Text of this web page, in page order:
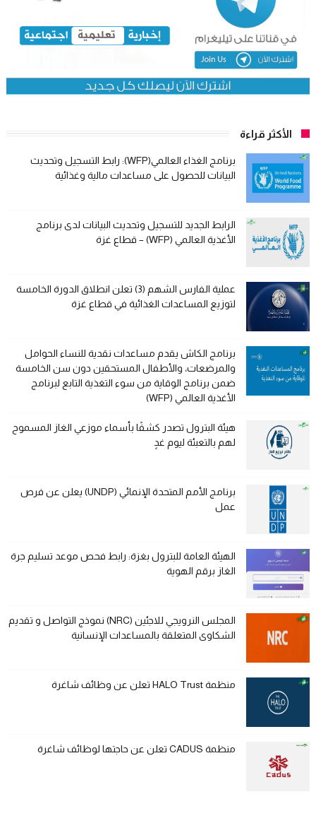
الأكثر قراءة
برنامج الغذاء العالمي(WFP): رابط التسجيل وتحديث
البيانات للحصول على مساعدات مالية وغذائية
الرابط الجديد للتسجيل وتحديث البيانات لدى برنامج
الأغذية العالمي (WFP) – قطاع غزة
عملية الفارس الشهم (3) تعلن انطلاق الدورة الخامسة
لتوزيع المساعدات الغذائية في قطاع غزة
برنامج الكاش يقدم مساعدات نقدية للنساء الحوامل
والمرضعات، والأطفال المستحقين دون سن الخامسة
ضمن برنامج الوقاية من سوء التغذية التابع لبرنامج
الأغذية العالمي (WFP)
هيئة البترول تصدر كشفًا بأسماء موزعي الغاز المسموح
لهم بالتعبئة ليوم غدٍ
برنامج الأمم المتحدة الإنمائي (UNDP) يعلن عن فرص
عمل
الهيئة العامة للبترول بغزة: رابط فحص موعد تسليم جرة
الغاز برقم الهوية
المجلس النرويجي للاجئين (NRC) نموذج التواصل و تقديم
الشكاوى المتعلقة بالمساعدات الإنسانية
منظمة HALO Trust تعلن عن وظائف شاغرة
منظمة CADUS تعلن عن حاجتها لوظائف شاغرة